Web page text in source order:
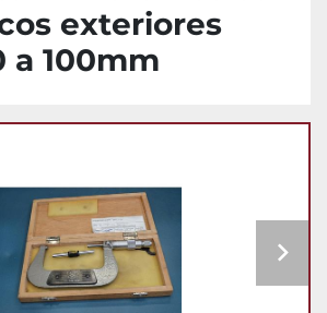
exteriores
a 100mm